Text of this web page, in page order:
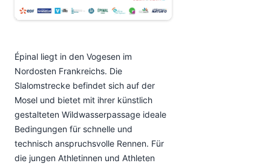
Épinal liegt in den Vogesen im
Nordosten Frankreichs. Die
Slalomstrecke befindet sich auf der
Mosel und bietet mit ihrer künstlich
gestalteten Wildwasserpassage ideale
Bedingungen für schnelle und
technisch anspruchsvolle Rennen. Für
die jungen Athletinnen und Athleten